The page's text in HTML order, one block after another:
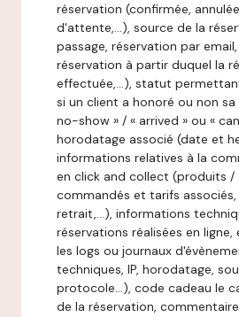
réservation (confirmée,
d'attente,…), source de la
passage, réservation par
réservation à partir duquel la
effectuée,…), statut
si un client a honoré ou non sa
no-show » / « arrived » ou «
horodatage associé (date et
informations relatives à la
en click and collect (produits /
commandés et tarifs
retrait,…), informations
réservations réalisées en
les logs ou journaux
techniques, IP, horodatage,
protocole…), code cadeau le
de la réservation,